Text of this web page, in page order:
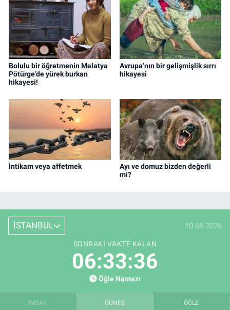
Bolulu bir öğretmenin Malatya
Pötürge’de yürek burkan
hikayesi!
Avrupa’nın bir gelişmişlik sırrı
hikayesi
İntikam veya affetmek
Ayı ve domuz bizden değerli
mi?
İSTANBUL 10.08.2026
SONRAKI VAKTE KALAN
06:33:35
Öğle Namazı
İMSAK GÜNEŞ ÖĞLE